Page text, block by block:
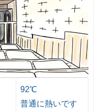
92℃
普通に熱いです